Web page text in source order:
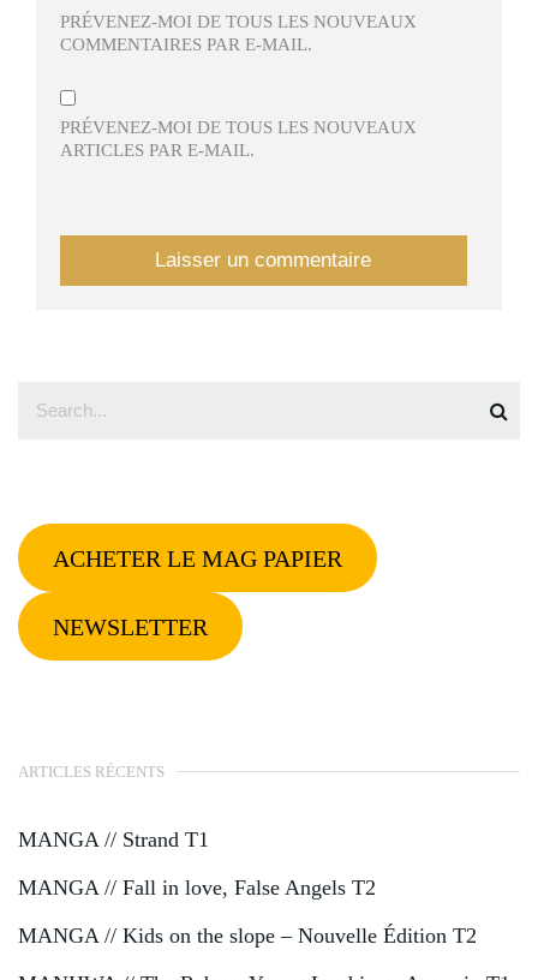
PRÉVENEZ-MOI DE TOUS LES NOUVEAUX
COMMENTAIRES PAR E-MAIL.
PRÉVENEZ-MOI DE TOUS LES NOUVEAUX
ARTICLES PAR E-MAIL.
ACHETER LE MAG PAPIER
NEWSLETTER
ARTICLES RÉCENTS
MANGA // Strand T1
MANGA // Fall in love, False Angels T2
MANGA // Kids on the slope – Nouvelle Édition T2